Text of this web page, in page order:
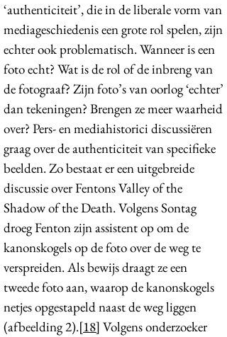
‘authenticiteit’, die in de liberale vorm van
mediageschiedenis een grote rol spelen, zijn
echter ook problematisch. Wanneer is een
foto echt? Wat is de rol of de inbreng van
de fotograaf? Zijn foto’s van oorlog ‘echter’
dan tekeningen? Brengen ze meer waarheid
over? Pers- en mediahistorici discussiëren
graag over de authenticiteit van specifieke
beelden. Zo bestaat er een uitgebreide
discussie over Fentons Valley of the
Shadow of the Death. Volgens Sontag
droeg Fenton zijn assistent op om de
kanonskogels op de foto over de weg te
verspreiden. Als bewijs draagt ze een
tweede foto aan, waarop de kanonskogels
netjes opgestapeld naast de weg liggen
(afbeelding 2).[18] Volgens onderzoeker